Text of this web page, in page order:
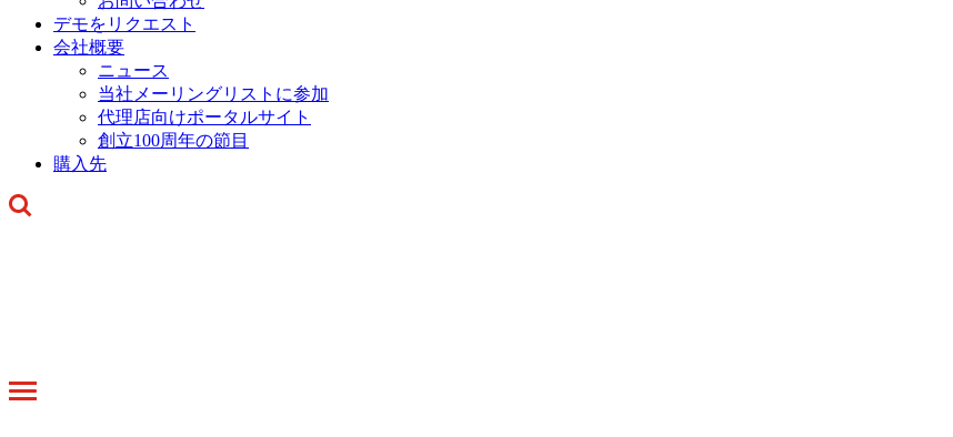
デモをリクエスト
会社概要
ニュース
当社メーリングリストに参加
代理店向けポータルサイト
創立100周年の節目
購入先
Toggle